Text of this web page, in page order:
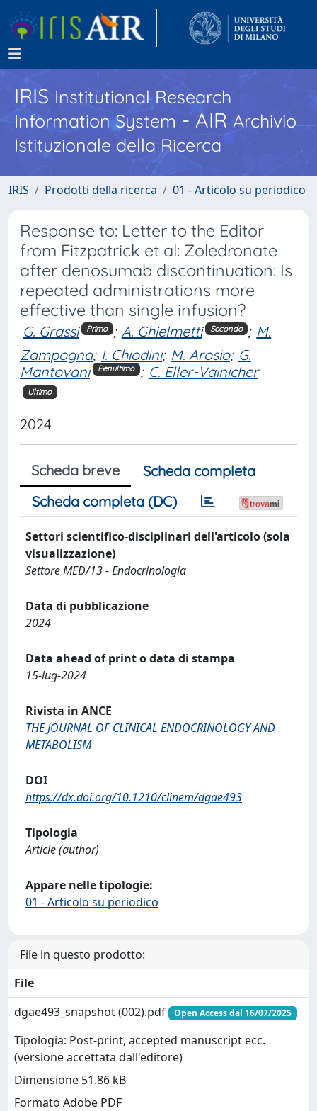
IRISInstitutional Research
Information System - AIR Archivio
Istituzionale della Ricerca
IRIS Prodotti della ricerca 01 - Articolo su periodico
Response to: Letter to the Editor
from Fitzpatrick et al: Zoledronate
after denosumab discontinuation: Is
repeated administrations more
effective than single infusion?
G. Grassi Primo ; A. Ghielmetti Secondo ; M.
Zampogna; I. Chiodini; M. Arosio; G.
Mantovani
Penultimo ; C. Eller-Vainicher
Ultimo
2024
Scheda breve
Scheda completa
Scheda completa (DC)
Settori scientifico-disciplinari dell'articolo (sola
visualizzazione)
Settore MED/13 - Endocrinologia
Data di pubblicazione
2024
Data ahead of print o data di stampa
15-lug-2024
Rivista in ANCE
THE JOURNAL OF CLINICAL ENDOCRINOLOGY AND
METABOLISM
DOI
https://dx.doi.org/10.1210/clinem/dgae493
Tipologia
Article (author)
Appare nelle tipologie:
01 - Articolo su periodico
File in questo prodotto:
File
dgae493_snapshot (002).pdf
Open Access dal 16/07/2025
Tipologia: Post-print, accepted manuscript ecc.
(versione accettata dall'editore)
Dimensione 51.86 kB
Formato Adobe PDF